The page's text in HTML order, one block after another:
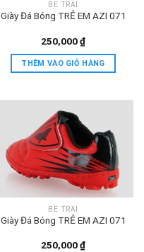
BÉ TRAI
Giày Đá Bóng TRẺ EM AZI 071
250,000₫
THÊM VÀO GIỎ HÀNG
BÉ TRAI
Giày Đá Bóng TRẺ EM AZI 071
250,000₫